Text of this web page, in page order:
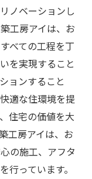
ノベーションし
工房アイは、お
べての工程を丁
を実現すること
ョンすること
適な住環境を提
住宅の価値を大
工房アイは、お
の施工、アフタ
行っています。